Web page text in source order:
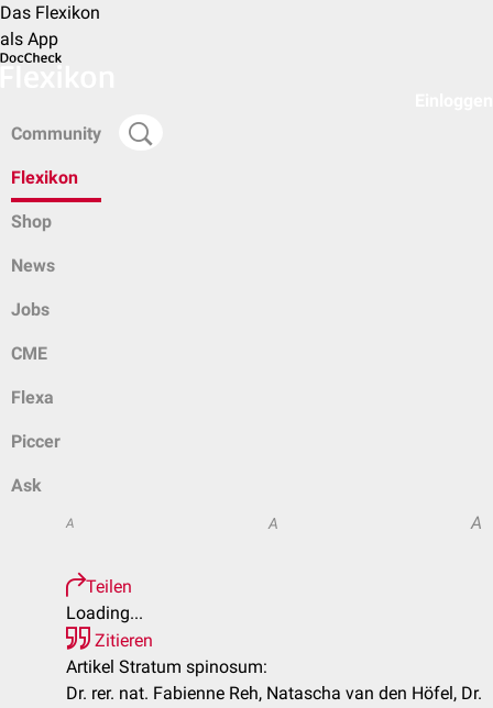
Das Flexikon
als App
Community
Flexikon
Shop
News
Jobs
CME
Flexa
Piccer
Ask
A A A
Teilen
Loading...
Zitieren
Artikel Stratum spinosum:
Dr. rer. nat. Fabienne Reh, Natascha van den Höfel, Dr.